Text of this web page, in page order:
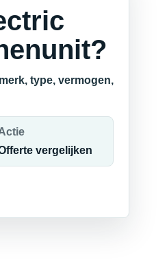
type, vermogen,
vergelijken